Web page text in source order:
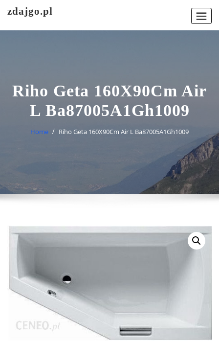
zdajgo.pl
Riho Geta 160X90Cm Air
L Ba87005A1Gh1009
Home Riho Geta 160X90Cm Air L Ba87005A1Gh1009